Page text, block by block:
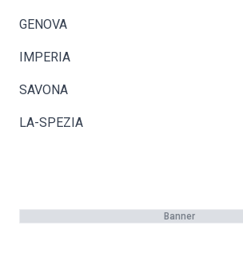
GENOVA
IMPERIA
SAVONA
LA-SPEZIA
Banner